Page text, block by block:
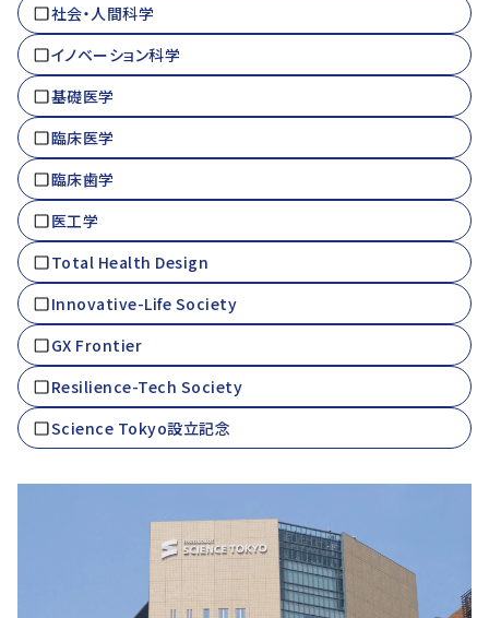
社会・人間科学
イノベーション科学
基礎医学
臨床医学
臨床歯学
医工学
Total Health Design
Innovative-Life Society
GX Frontier
Resilience-Tech Society
Science Tokyo設立記念